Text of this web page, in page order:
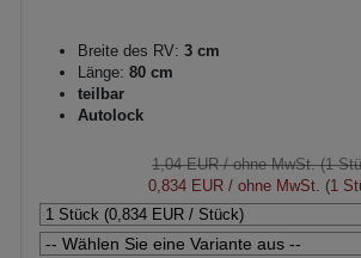
Breite des RV: 3 cm
Länge: 80 cm
teilbar
Autolock
1,04 EUR/ ohne MwSt. (1
0,834 EUR/ ohne MwSt. (1